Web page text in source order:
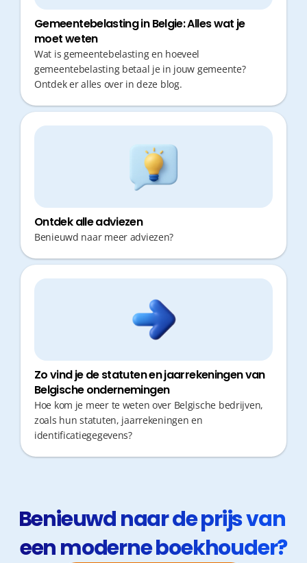
Gemeentebelasting in Belgie: Alles wat je
moet weten
Wat is gemeentebelasting en hoeveel
gemeentebelasting betaal je in jouw gemeente?
Ontdek er alles over in deze blog.
Ontdek alle adviezen
Benieuwd naar meer adviezen?
Zo vind je de statuten en jaarrekeningen van
Belgische ondernemingen
Hoe kom je meer te weten over Belgische bedrijven,
zoals hun statuten, jaarrekeningen en
identificatiegegevens?
Benieuwd naar de prijs van
een moderne boekhouder?